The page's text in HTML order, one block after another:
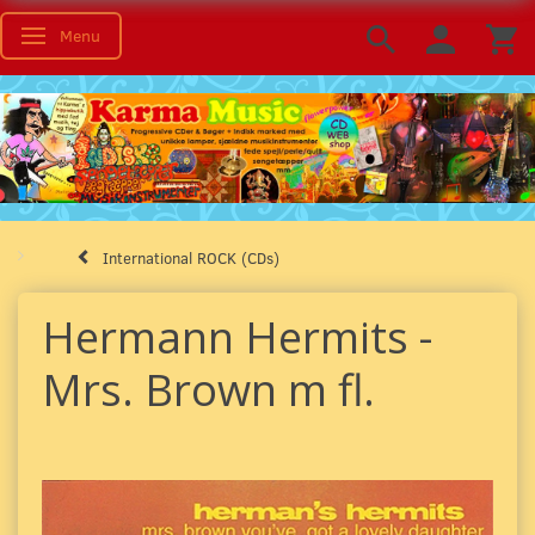
Toggle navigation
Menu
International ROCK (CDs)
Hermann Hermits -
Mrs. Brown m fl.